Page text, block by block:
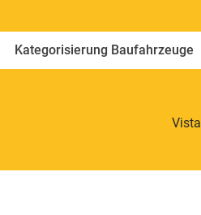
Kategorisierung Baufahrzeuge
Vista